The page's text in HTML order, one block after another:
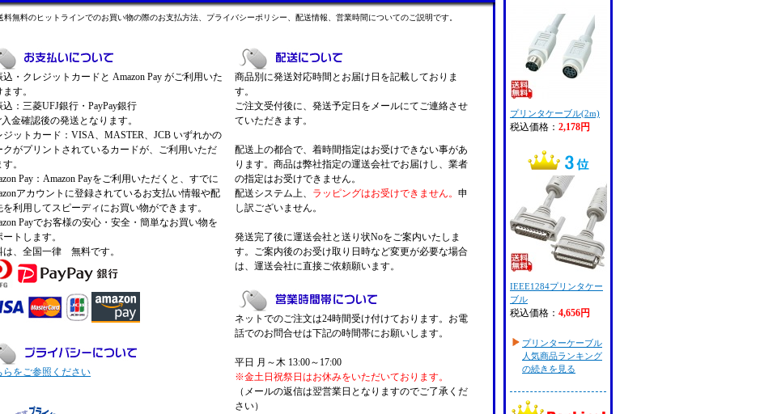
料無料のヒットラインでのお買い物の際のお支払方法、プライバシーポリシー、配送情報、営業時間についてのご説明です。
込・クレジットカードと Amazon Pay がご利用いた
す。
込：三菱UFJ銀行・PayPay銀行
金確認後の発送となります。
ジットカード：VISA、MASTER、JCB いずれかの
クがプリントされているカードが、ご利用いただ
。
Pay：Amazon Payをご利用いただくと、すでに
アカウントに登録されているお支払い情報や配
を利用してスピーディにお買い物ができます。
Payでお客様の安心・安全・簡単なお買い物を
トします。
は、全国一律 無料です。
らをご参照ください
商品別に発送対応時間とお届け日を記載しておりま
す。
ご注文受付後に、発送予定日をメールにてご連絡させ
ていただきます。
配送上の都合で、着時間指定はお受けできない事があ
ります。商品は弊社指定の運送会社でお届けし、業者
の指定はお受けできません。
配送システム上、
ラッピングはお受けできません。 申
し訳ございません。
発送完了後に運送会社と送り状Noをご案内いたしま
す。ご案内後のお受け取り日時など変更が必要な場合
は、運送会社に直接ご依頼願います。
ネットでのご注文は24時間受け付けております。お電
話でのお問合せは下記の時間帯にお願いします。
平日 月～木 13:00～17:00
※金土日祝祭日はお休みをいただいております。
（メールの返信は翌営業日となりますのでご了承くだ
さい）
プリンタケーブル(2m)
税込価格： 2,178円
IEEE1284プリンタケー
ブル
税込価格： 4,656円
プリンターケーブル
人気商品ランキング
の続きを見る